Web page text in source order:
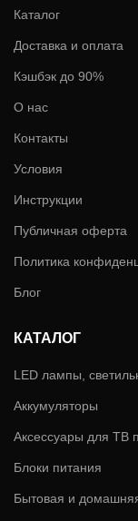
Каталог
Доставка и оплата
Кэшбэк до 90%
О нас
Контакты
Условия
Инструкции
Публичная оферта
Политика
Блог
КАТАЛОГ
LED лампы,
Аккумуляторы
Аксессуары для ТВ
Блоки питания
Бытовая и